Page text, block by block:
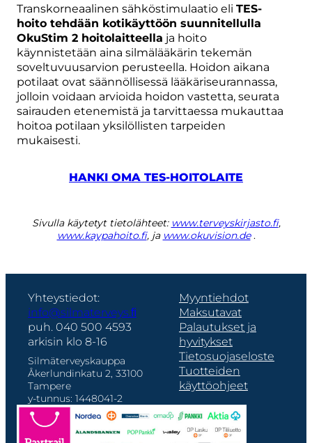
Transkorneaalinen sähköstimulaatio eli TES-
hoito tehdään kotikäyttöön suunnitellulla
OkuStim 2 hoitolaitteella ja hoito
käynnistetään aina silmälääkärin tekemän
soveltuvuusarvion perusteella. Hoidon aikana
potilaat ovat säännöllisessä lääkäriseurannassa,
jolloin voidaan arvioida hoidon vastetta, seurata
sairauden etenemistä ja tarvittaessa mukauttaa
hoitoa potilaan yksilöllisten tarpeiden
mukaisesti.
HANKI OMA TES-HOITOLAITE
Sivulla käytetyt tietolähteet: www.terveyskirjasto.fi,
www.kaypahoito.fi, ja www.okuvision.de.
Yhteystiedot:
info@silmaterveys.ﬁ
puh. 040 500 4593
arkisin klo 8-16
Silmäterveyskauppa
Åkerlundinkatu 2, 33100
Tampere
y-tunnus: 1448041-2
Myyntiehdot
Maksutavat
Palautukset ja
hyvitykset
Tietosuojaseloste
Tuotteiden
käyttöohjeet